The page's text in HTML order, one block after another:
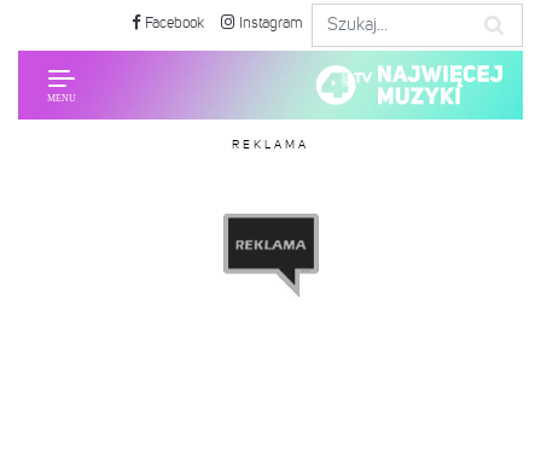
Facebook Instagram
REKLAMA